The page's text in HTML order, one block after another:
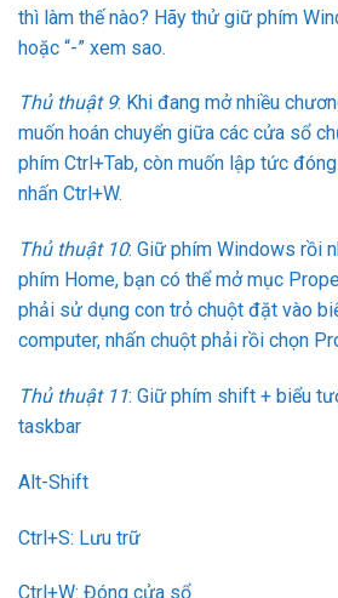
thì làm thế nào? Hãy thử giữ phím
hoặc “-” xem sao.
Thủ thuật 9: Khi đang mở nhiều
muốn hoán chuyển giữa các cửa sổ
phím Ctrl+Tab, còn muốn lập tức
nhấn Ctrl+W.
Thủ thuật 10: Giữ phím Windows rồi
phím Home, bạn có thể mở mục
phải sử dụng con trỏ chuột đặt vào
computer, nhấn chuột phải rồi chọn
Thủ thuật 11: Giữ phím shift + biểu
taskbar
Alt-Shift
Ctrl+S: Lưu trữ
Ctrl+W: Đóng cửa sổ